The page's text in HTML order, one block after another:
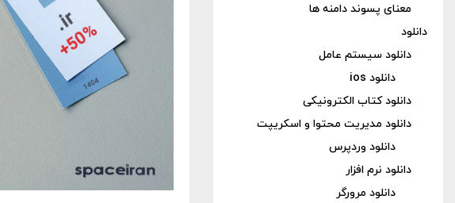
معنای پسوند دامنه ها
دانلود
دانلود سیستم عامل
دانلود ios
دانلود کتاب الکترونیکی
دانلود مدیریت محتوا و اسکریپت
دانلود وردپرس
دانلود نرم افزار
دانلود مرورگر